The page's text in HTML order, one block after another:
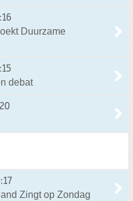
Duurzame
debat
Zingt op Zondag